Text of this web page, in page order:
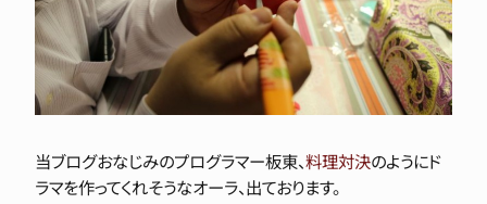
当ブログおなじみのプログラマー板東、料理対決のようにド
ラマを作ってくれそうなオーラ、出ております。